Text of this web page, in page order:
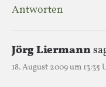
Antworten
Jörg Liermann
18. August 2009 um 13:35